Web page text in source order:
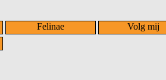
Felinae
Volg mij